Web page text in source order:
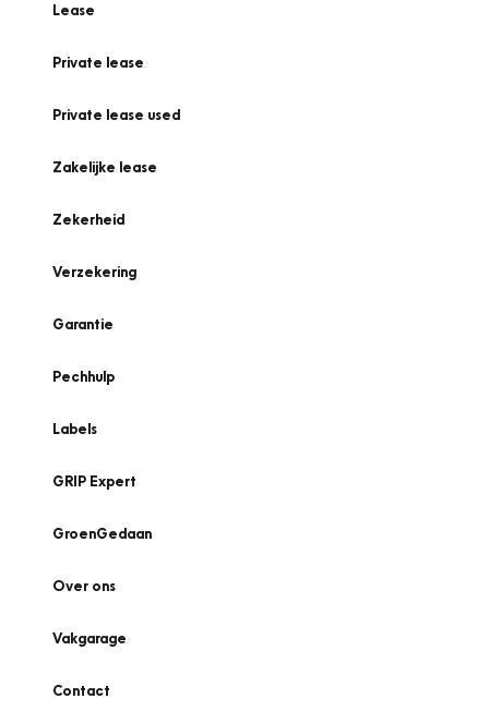
Lease
Private lease
Private lease used
Zakelijke lease
Zekerheid
Verzekering
Garantie
Pechhulp
Labels
GRIP Expert
GroenGedaan
Over ons
Vakgarage
Contact